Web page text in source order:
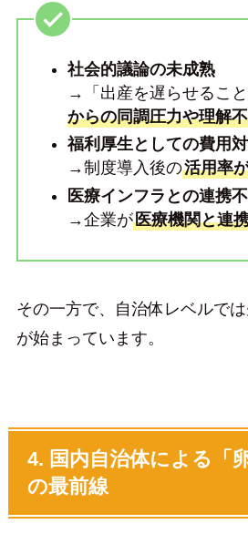
社会的議論の未成熟
→「出産を遅らせるこ
からの同調圧力や理解
福利厚生としての費用
→制度導入後の活用率
医療インフラとの連携
→企業が医療機関と連
その一方で、自治体レベルで
が始まっています。
4. 国内自治体による「
の最前線